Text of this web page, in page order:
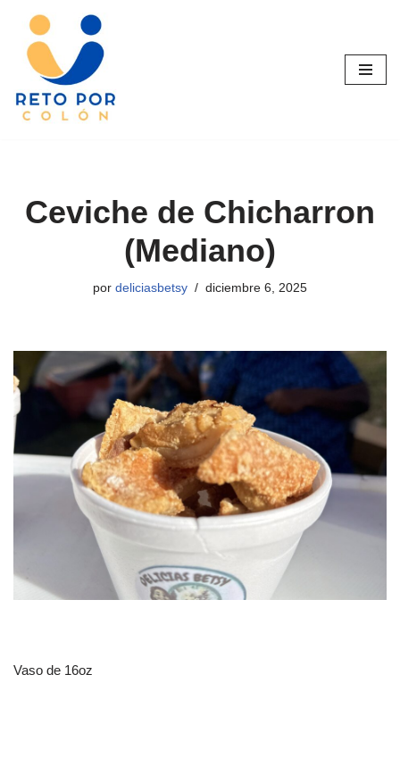
Saltar
contenido
Ceviche de Chicharron
(Mediano)
por deliciasbetsy diciembre 6, 2025
Vaso de 16oz